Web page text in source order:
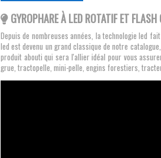
GYROPHARE À LED ROTATIF ET
Depuis de nombreuses années, la technologie led
led est devenu un grand classique de notre
produit abouti qui sera l'allier idéal pour vous
grue, tractopelle, mini-pelle, engins forestiers,